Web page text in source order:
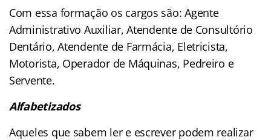
Com essa formação os cargos são: Agente
Administrativo Auxiliar, Atendente de Consultório
Dentário, Atendente de Farmácia, Eletricista,
Motorista, Operador de Máquinas, Pedreiro e
Servente.
Alfabetizados
Aqueles que sabem ler e escrever podem realizar